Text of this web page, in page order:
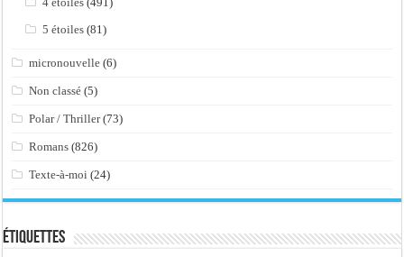
5 étoiles (81)
micronouvelle (6)
Non classé (5)
Polar / Thriller(73)
Romans (826)
Texte-à-moi (24)
Étiquettes